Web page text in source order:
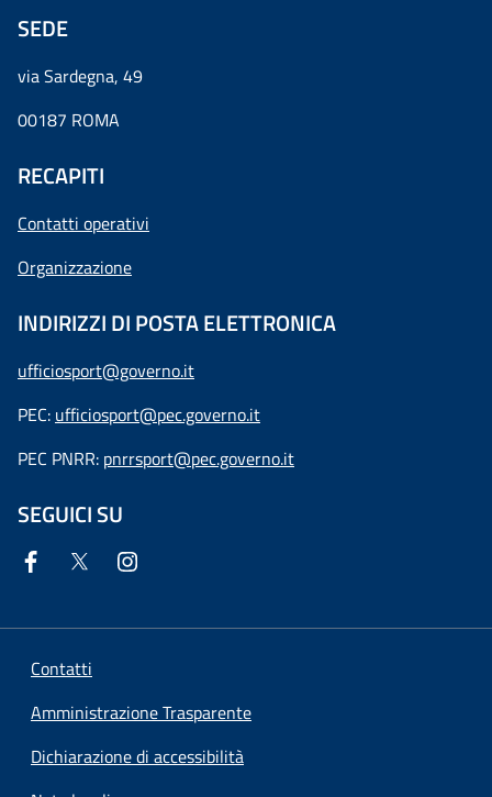
SEDE
via Sardegna, 49
00187 ROMA
RECAPITI
Contatti operativi
Organizzazione
INDIRIZZI DI POSTA ELETTRONICA
ufficiosport@governo.it
PEC: ufficiosport@pec.governo.it
PEC PNRR: pnrrsport@pec.governo.it
SEGUICI SU
Contatti
Amministrazione Trasparente
Dichiarazione di accessibilità